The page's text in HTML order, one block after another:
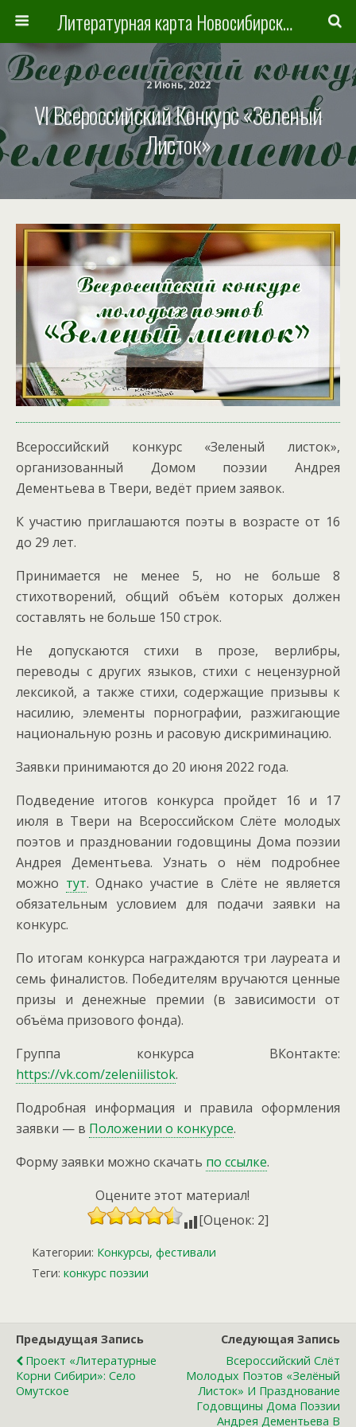
Литературная карта Новосибирска и Новосибирской области
2 Июнь, 2022
VI Всероссийский Конкурс «Зеленый
Листок»
Всероссийский конкурс «Зеленый листок»,
организованный Домом поэзии Андрея
Дементьева в Твери, ведёт прием заявок.
К участию приглашаются поэты в возрасте от 16
до 29 лет.
Принимается не менее 5, но не больше 8
стихотворений, общий объём которых должен
составлять не больше 150 строк.
Не допускаются стихи в прозе, верлибры,
переводы с других языков, стихи с нецензурной
лексикой, а также стихи, содержащие призывы к
насилию, элементы порнографии, разжигающие
национальную рознь и расовую дискриминацию.
Заявки принимаются до 20 июня 2022 года.
Подведение итогов конкурса пройдет 16 и 17
июля в Твери на Всероссийском Слёте молодых
поэтов и праздновании годовщины Дома поэзии
Андрея Дементьева. Узнать о нём подробнее
можно тут. Однако участие в Слёте не является
обязательным условием для подачи заявки на
конкурс.
По итогам конкурса награждаются три лауреата и
семь финалистов. Победителям вручаются ценные
призы и денежные премии (в зависимости от
объёма призового фонда).
Группа конкурса ВКонтакте:
https://vk.com/zeleniilistok.
Подробная информация и правила оформления
заявки — в Положении о конкурсе.
Форму заявки можно скачать по ссылке.
Оцените этот материал!
[Оценок: 2]
Категории: Конкурсы, фестивали
Теги: конкурс поэзии
Предыдущая Запись
Проект «Литературные
Корни Сибири»: Село
Омутское
Следующая Запись
Всероссийский Слёт
Молодых Поэтов «Зелёный
Листок» И Празднование
Годовщины Дома Поэзии
Андрея Дементьева В